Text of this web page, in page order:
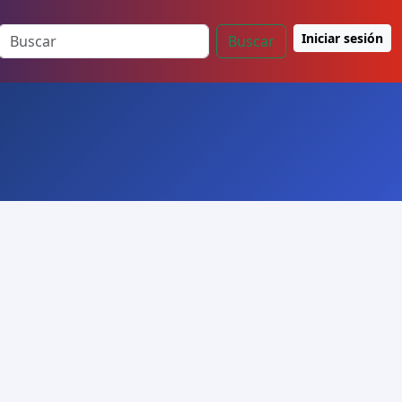
Buscar Iniciar sesión